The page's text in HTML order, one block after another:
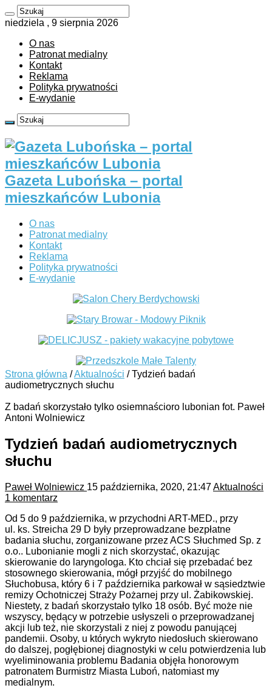
niedziela , 9 sierpnia 2026
O nas
Patronat medialny
Kontakt
Reklama
Polityka prywatności
E-wydanie
Gazeta Lubońska – portal
mieszkańców Lubonia
O nas
Patronat medialny
Kontakt
Reklama
Polityka prywatności
E-wydanie
Strona główna /Aktualności / Tydzień badań
audiometrycznych słuchu
Z badań skorzystało tylko osiemnaścioro lubonian fot. Paweł
Antoni Wolniewicz
Tydzień badań audiometrycznych
słuchu
Paweł Wolniewicz 15 października, 2020, 21:47Aktualności
1 komentarz
Od 5 do 9 października, w przychodni ART-MED., przy
ul. ks. Streicha 29 D były przeprowadzane bezpłatne
badania słuchu, zorganizowane przez ACS Słuchmed Sp. z
o.o.. Lubonianie mogli z nich skorzystać, okazując
skierowanie do laryngologa. Kto chciał się przebadać bez
stosownego skierowania, mógł przyjść do mobilnego
Słuchobusa, który 6 i 7 października parkował w sąsiedztwie
remizy Ochotniczej Straży Pożarnej przy ul. Żabikowskiej.
Niestety, z badań skorzystało tylko 18 osób. Być może nie
wszyscy, będący w potrzebie usłyszeli o przeprowadzanej
akcji lub też, nie skorzystali z niej z powodu panującej
pandemii. Osoby, u których wykryto niedosłuch skierowano
do dalszej, pogłębionej diagnostyki w celu potwierdzenia lub
wyeliminowania problemu Badania objęła honorowym
patronatem Burmistrz Miasta Luboń, natomiast my
medialnym.